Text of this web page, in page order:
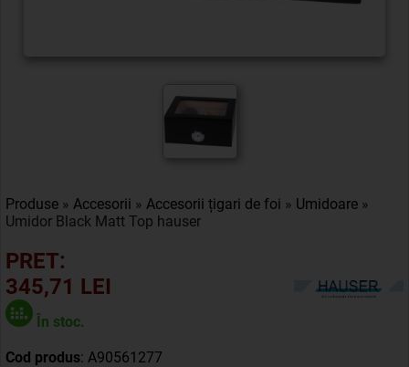
Produse » Accesorii » Accesorii țigari de foi » Umidoare »
Umidor Black Matt Top hauser
PRET:
345,71 LEI
În stoc.
Cod produs: A90561277